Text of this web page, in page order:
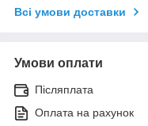
Всі умови доставки
Умови оплати
Післяплата
Оплата на рахунок